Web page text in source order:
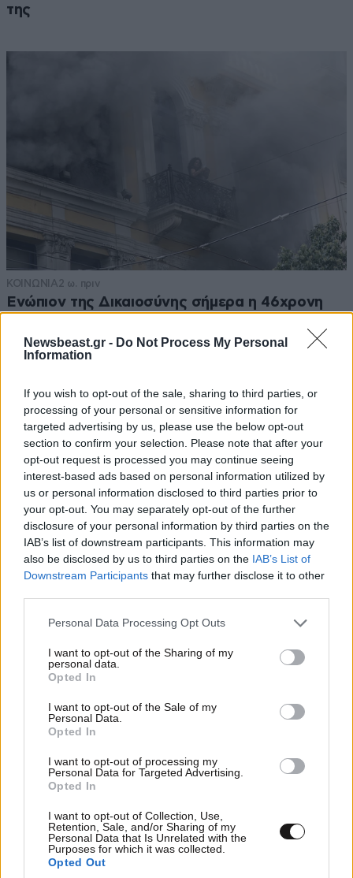
Newsbeast.gr - Do Not Process My Personal
Information
If you wish to opt-out of the sale, sharing to third parties, or
processing of your personal or sensitive information for
targeted advertising by us, please use the below opt-out
section to confirm your selection. Please note that after your
opt-out request is processed you may continue seeing
interest-based ads based on personal information utilized by
us or personal information disclosed to third parties prior to
your opt-out. You may separately opt-out of the further
disclosure of your personal information by third parties on the
IAB’s list of downstream participants. This information may
also be disclosed by us to third parties on the IAB’s List of
Downstream Participants that may further disclose it to other
Please note that this website/app uses one or more Google
not limited to your visit or usage behaviour. You may click to
grant or deny consent to Google and its third-party tags to
use your data for below specified purposes in below Google
consent section.
Personal Data Processing Opt Outs
I want to opt-out of the Sharing of my
personal data.
Opted In
I want to opt-out of the Sale of my
Personal Data.
Opted In
I want to opt-out of processing my
Personal Data for Targeted Advertising.
Opted In
I want to opt-out of Collection, Use,
Retention, Sale, and/or Sharing of my
Personal Data that Is Unrelated with the
Purposes for which it was collected.
Opted Out
της
ΚΟΙΝΩΝΙΑ2 ω. πριν
Ενώπιον της Δικαιοσύνης σήμερα η 46χρονη
Marfin – Τα στοιχεία που την «πρόδωσαν» και
οι ρόλοι
LIFESTYLE2 ω. πριν
φέρνει ανατροπές – Ποιοι δέχονται την
ευεργετική επίδραση του Δία από το απόγευμα;